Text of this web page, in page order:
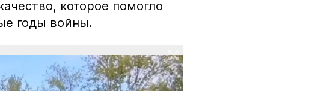
которое помогло
годы войны.